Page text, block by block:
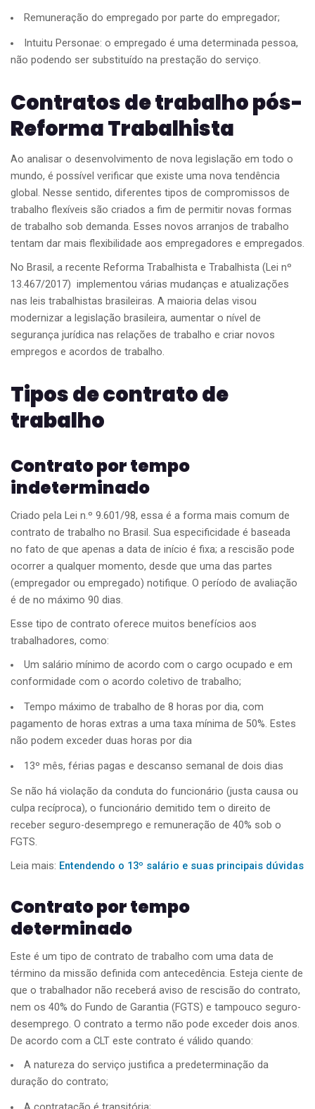
Remuneração do empregado por parte do empregador;
Intuitu Personae: o empregado é uma determinada pessoa,
não podendo ser substituído na prestação do serviço.
Contratos de trabalho pós-
Reforma Trabalhista
Ao analisar o desenvolvimento de nova legislação em todo o
mundo, é possível verificar que existe uma nova tendência
global. Nesse sentido, diferentes tipos de compromissos de
trabalho flexíveis são criados a fim de permitir novas formas
de trabalho sob demanda. Esses novos arranjos de trabalho
tentam dar mais flexibilidade aos empregadores e empregados.
No Brasil, a recente Reforma Trabalhista e Trabalhista (Lei nº
13.467/2017) implementou várias mudanças e atualizações
nas leis trabalhistas brasileiras. A maioria delas visou
modernizar a legislação brasileira, aumentar o nível de
segurança jurídica nas relações de trabalho e criar novos
empregos e acordos de trabalho.
Tipos de contrato de
trabalho
Contrato por tempo
indeterminado
Criado pela Lei n.º 9.601/98, essa é a forma mais comum de
contrato de trabalho no Brasil. Sua especificidade é baseada
no fato de que apenas a data de início é fixa; a rescisão pode
ocorrer a qualquer momento, desde que uma das partes
(empregador ou empregado) notifique. O período de avaliação
é de no máximo 90 dias.
Esse tipo de contrato oferece muitos benefícios aos
trabalhadores, como:
Um salário mínimo de acordo com o cargo ocupado e em
conformidade com o acordo coletivo de trabalho;
Tempo máximo de trabalho de 8 horas por dia, com
pagamento de horas extras a uma taxa mínima de 50%. Estes
não podem exceder duas horas por dia
13º mês, férias pagas e descanso semanal de dois dias
Se não há violação da conduta do funcionário (justa causa ou
culpa recíproca), o funcionário demitido tem o direito de
receber seguro-desemprego e remuneração de 40% sob o
FGTS.
Leia mais: Entendendo o 13º salário e suas principais dúvidas
Contrato por tempo
determinado
Este é um tipo de contrato de trabalho com uma data de
término da missão definida com antecedência. Esteja ciente de
que o trabalhador não receberá aviso de rescisão do contrato,
nem os 40% do Fundo de Garantia (FGTS) e tampouco seguro-
desemprego. O contrato a termo não pode exceder dois anos.
De acordo com a CLT este contrato é válido quando:
A natureza do serviço justifica a predeterminação da
duração do contrato;